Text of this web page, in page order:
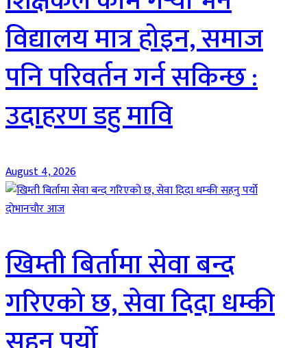
विद्यालय मात्र होइन, समाज
पनि परिवर्तन गर्न सकिन्छ :
उदाहरण डहु मावि
August 4, 2026
दाेभानचाैर आज
खिम्ती बिर्तामा सेवा बन्द
गरिएको छ, सेवा दिदा धम्की